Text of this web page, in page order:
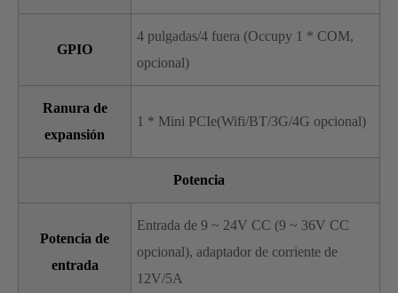
GPIO
4 pulgadas/4 fuera (Occupy 1 * COM,
opcional)
Ranura de
expansión
1 * Mini PCIe(Wifi/BT/3G/4G opcional)
Potencia
Potencia de
entrada
Entrada de 9 ~ 24V CC (9 ~ 36V CC
opcional), adaptador de corriente de
12V/5A